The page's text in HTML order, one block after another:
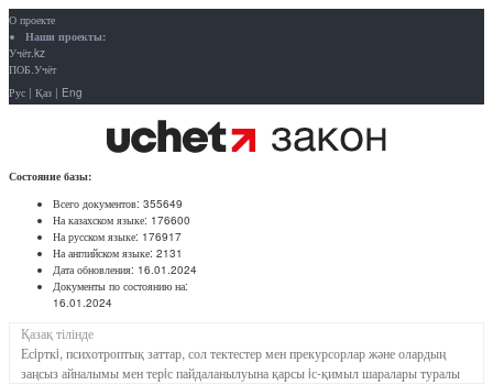
О проекте
Наши проекты:
Учёт.kz
ПОБ.Учёт
Рус | Қаз | Eng
Состояние базы:
Всего документов: 355649
На казахском языке: 176600
На русском языке: 176917
На английском языке: 2131
Дата обновления: 16.01.2024
Документы по состоянию на:
16.01.2024
Қазақ тілінде
Есiрткi, психотроптық заттар, сол тектестер мен прекурсорлар және олардың
заңсыз айналымы мен терiс пайдаланылуына қарсы iс-қимыл шаралары туралы